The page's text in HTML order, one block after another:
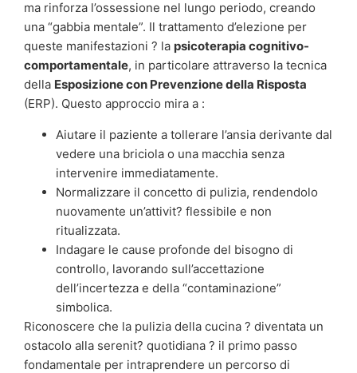
ma rinforza l’ossessione nel lungo periodo, creando
una “gabbia mentale”. Il trattamento d’elezione per
queste manifestazioni ? la psicoterapia cognitivo-
comportamentale, in particolare attraverso la tecnica
della Esposizione con Prevenzione della Risposta
(ERP). Questo approccio mira a :
Aiutare il paziente a tollerare l’ansia derivante dal
vedere una briciola o una macchia senza
intervenire immediatamente.
Normalizzare il concetto di pulizia, rendendolo
nuovamente un’attivit? flessibile e non
ritualizzata.
Indagare le cause profonde del bisogno di
controllo, lavorando sull’accettazione
dell’incertezza e della “contaminazione”
simbolica.
Riconoscere che la pulizia della cucina ? diventata un
ostacolo alla serenit? quotidiana ? il primo passo
fondamentale per intraprendere un percorso di